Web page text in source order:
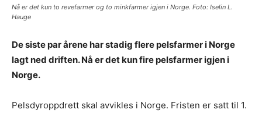
Nå er det kun to revefarmer og to minkfarmer igjen i Norge. Foto: Iselin L.
Hauge
De siste par årene har stadig flere pelsfarmer i Norge
lagt ned driften. Nå er det kun fire pelsfarmer igjen i
Norge.
Pelsdyroppdrett skal avvikles i Norge. Fristen er satt til 1.